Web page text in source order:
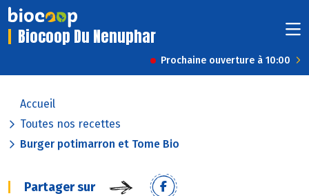
Biocoop Du Nenuphar
Prochaine ouverture à 10:00
Accueil
Toutes nos recettes
Burger potimarron et Tome Bio
Partager sur